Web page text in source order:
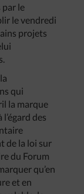
par le
le vendredi
projets
qui
la marque
des
de la loi sur
du Forum
qu’en
et en